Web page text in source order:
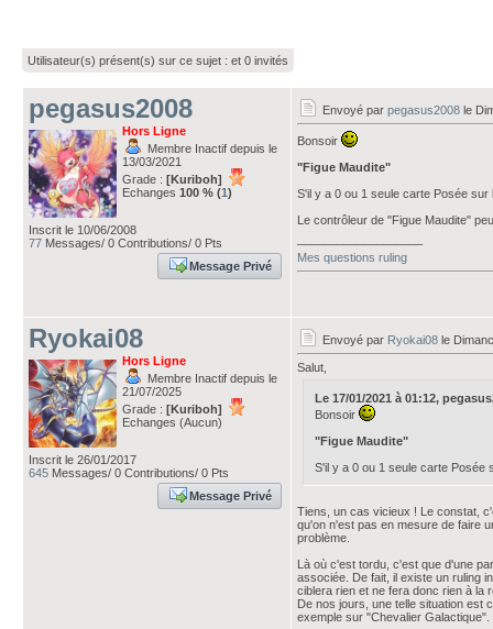
Utilisateur(s) présent(s) sur ce sujet : et 0 invités
pegasus2008
Hors Ligne
Membre Inactif depuis le
13/03/2021
Grade : [Kuriboh]
Echanges 100 % (1)
Inscrit le 10/06/2008
77 Messages/ 0 Contributions/ 0 Pts
Message Privé
Envoyé par pegasus2008 le
Bonsoir
"Figue Maudite"
S'il y a 0 ou 1 seule carte Posée
Le contrôleur de "Figue Maudite"
Mes questions ruling
Ryokai08
Hors Ligne
Membre Inactif depuis le
21/07/2025
Grade : [Kuriboh]
Echanges (Aucun)
Inscrit le 26/01/2017
645 Messages/ 0 Contributions/ 0 Pts
Message Privé
Envoyé par Ryokai08 le
Salut,
Le 17/01/2021 à 01:12,
Bonsoir
"Figue Maudite"
S'il y a 0 ou 1 seule carte Posée
Tiens, un cas vicieux ! Le constat,
qu'on n'est pas en mesure de faire
problème.
Là où c'est tordu, c'est que d'une
associée. De fait, il existe un ruling
ciblera rien et ne fera donc rien à la
De nos jours, une telle situation est
exemple sur "Chevalier Galactique".